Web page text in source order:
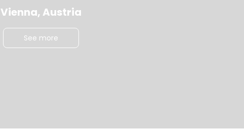
Vienna, Austria
See more